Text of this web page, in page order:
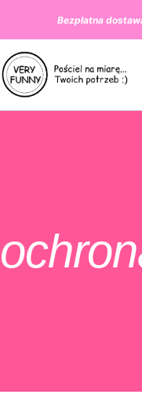
treści
Bezpłatna